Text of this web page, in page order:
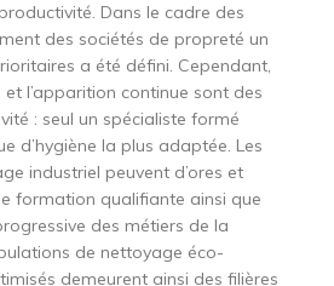
Dans le cadre des
des sociétés de propreté un
a été défini. Cependant,
l’apparition continue sont des
: seul un spécialiste formé
d’hygiène la plus adaptée. Les
industriel peuvent d’ores et
formation qualifiante ainsi que
des métiers de la
de nettoyage éco-
demeurent ainsi des filières